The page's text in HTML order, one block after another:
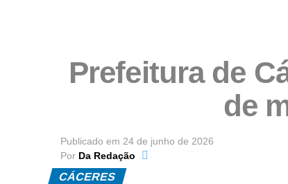
Prefeitura de
de
Publicado em 24 de junho de 2026
Por Da Redação
CÁCERES